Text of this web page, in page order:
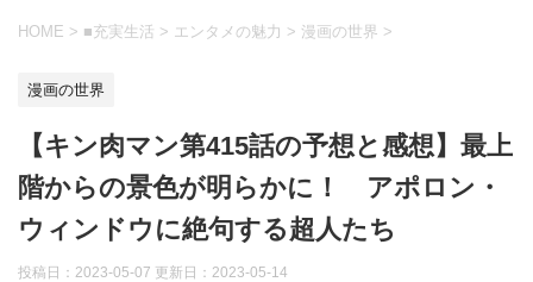
HOME > ■充実生活 > エンタメの魅力 > 漫画の世界 >
漫画の世界
【キン肉マン第415話の予想と感想】最上
階からの景色が明らかに！ アポロン・
ウィンドウに絶句する超人たち
投稿日：2023-05-07 更新日： 2023-05-14